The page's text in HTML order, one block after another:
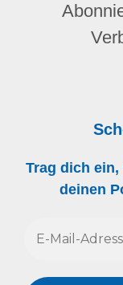
Trag dich
deinen